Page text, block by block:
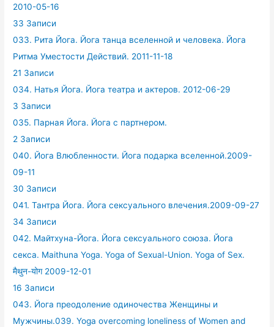
2010-05-16
33 Записи
033. Рита Йога. Йога танца вселенной и человека. Йога
Ритма Уместости Действий. 2011-11-18
21 Записи
034. Натья Йога. Йога театра и актеров. 2012-06-29
3 Записи
035. Парная Йога. Йога с партнером.
2 Записи
040. Йога Влюбленности. Йога подарка вселенной.2009-
09-11
30 Записи
041. Тантра Йога. Йога сексуального влечения.2009-09-27
34 Записи
042. Майтхуна-Йога. Йога сексуального союза. Йога
секса. Maithuna Yoga. Yoga of Sexual-Union. Yoga of Sex.
मैथुन-योग 2009-12-01
16 Записи
043. Йога преодоление одиночества Женщины и
Мужчины.039. Yoga overcoming loneliness of Women and